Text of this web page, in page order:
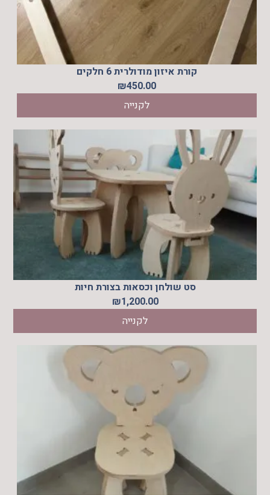
קורת איזון מודולרית 6 חלקים
₪450.00
לקנייה
סט שולחן וכסאות בצורת חיות
₪1,200.00
לקנייה